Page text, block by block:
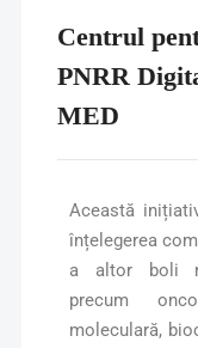
Centrul
PNRR
MED
Această
înțelegerea
a altor boli
precum
moleculară,